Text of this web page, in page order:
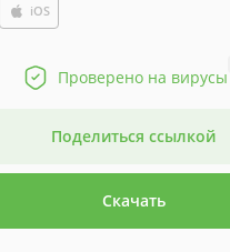
iOS
Проверено на вирусы
Поделиться ссылкой
Скачать